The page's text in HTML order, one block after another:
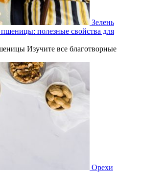
Зелень
полезные свойства для
Изучите все благотворные
Орехи